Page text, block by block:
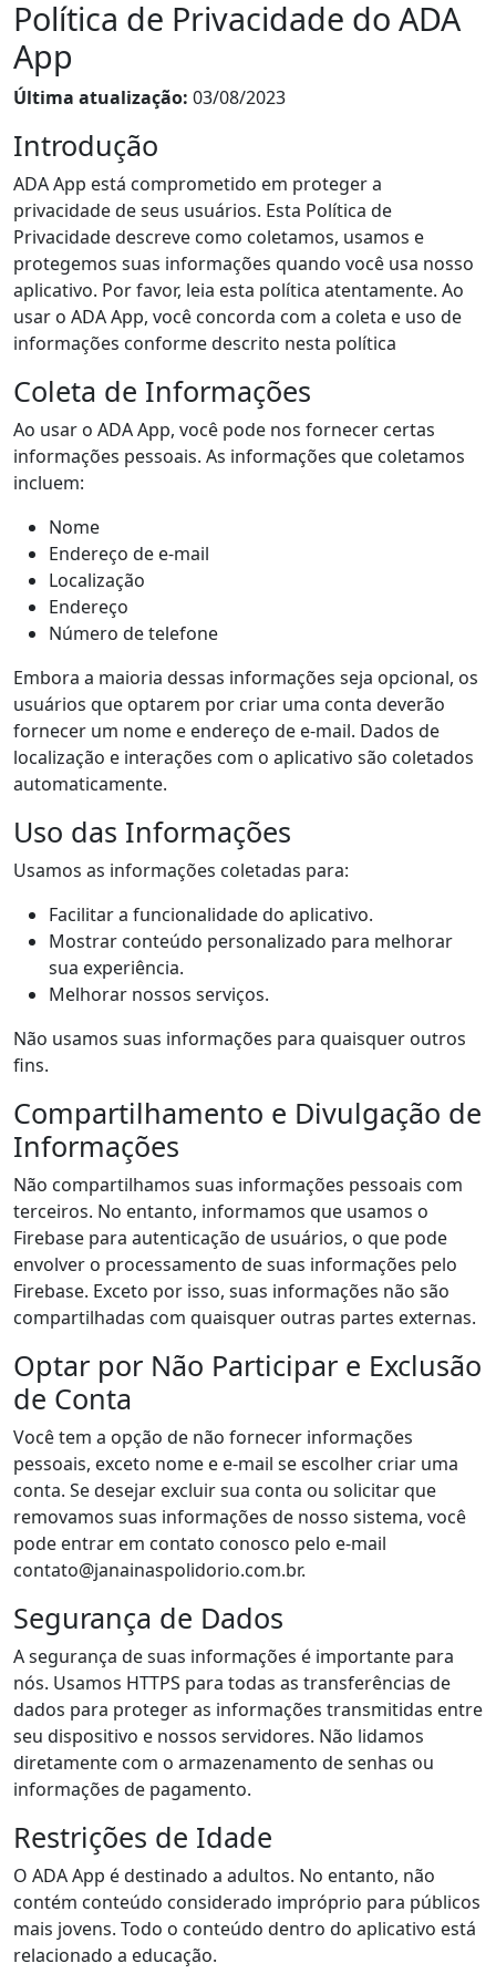
Política de Privacidade do ADA
App
Última atualização: 03/08/2023
Introdução
ADA App está comprometido em proteger a
privacidade de seus usuários. Esta Política de
Privacidade descreve como coletamos, usamos e
protegemos suas informações quando você usa nosso
aplicativo. Por favor, leia esta política atentamente. Ao
usar o ADA App, você concorda com a coleta e uso de
informações conforme descrito nesta política
Coleta de Informações
Ao usar o ADA App, você pode nos fornecer certas
informações pessoais. As informações que coletamos
incluem:
Nome
Endereço de e-mail
Localização
Endereço
Número de telefone
Embora a maioria dessas informações seja opcional, os
usuários que optarem por criar uma conta deverão
fornecer um nome e endereço de e-mail. Dados de
localização e interações com o aplicativo são coletados
automaticamente.
Uso das Informações
Usamos as informações coletadas para:
Facilitar a funcionalidade do aplicativo.
Mostrar conteúdo personalizado para melhorar
sua experiência.
Melhorar nossos serviços.
Não usamos suas informações para quaisquer outros
fins.
Compartilhamento e Divulgação de
Informações
Não compartilhamos suas informações pessoais com
terceiros. No entanto, informamos que usamos o
Firebase para autenticação de usuários, o que pode
envolver o processamento de suas informações pelo
Firebase. Exceto por isso, suas informações não são
compartilhadas com quaisquer outras partes externas.
Optar por Não Participar e Exclusão
de Conta
Você tem a opção de não fornecer informações
pessoais, exceto nome e e-mail se escolher criar uma
conta. Se desejar excluir sua conta ou solicitar que
removamos suas informações de nosso sistema, você
pode entrar em contato conosco pelo e-mail
contato@janainaspolidorio.com.br.
Segurança de Dados
A segurança de suas informações é importante para
nós. Usamos HTTPS para todas as transferências de
dados para proteger as informações transmitidas entre
seu dispositivo e nossos servidores. Não lidamos
diretamente com o armazenamento de senhas ou
informações de pagamento.
Restrições de Idade
O ADA App é destinado a adultos. No entanto, não
contém conteúdo considerado impróprio para públicos
mais jovens. Todo o conteúdo dentro do aplicativo está
relacionado a educação.